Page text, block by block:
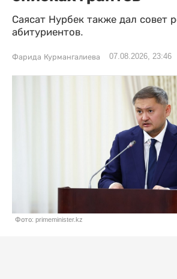
Саясат Нурбек также дал совет
абитуриентов.
Фарида Курмангалиева 07.08.2026, 23:46
Фото: primeminister.kz